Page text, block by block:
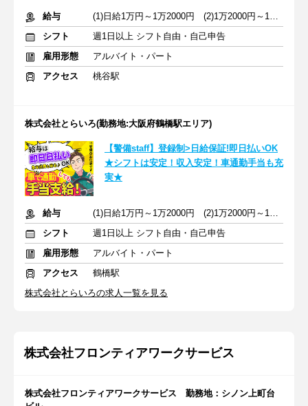
給与
(1)日給1万円～1万2000円 (2)1万2000円～1万4000円
シフト
週1日以上 シフト自由・自己申告
雇用形態
アルバイト・パート
アクセス
桃谷駅
株式会社とらいろ(勤務地:大阪府鶴橋駅エリア)
【警備staff】登録制>日給保証!即日払いOK
★シフトは安定！収入安定！車通勤手当も充
実★
給与
(1)日給1万円～1万2000円 (2)1万2000円～1万4000円
シフト
週1日以上 シフト自由・自己申告
雇用形態
アルバイト・パート
アクセス
鶴橋駅
株式会社とらいろの求人一覧を見る
株式会社フロンティアワークサービス
株式会社フロンティアワークサービス 勤務地：シノン上町台